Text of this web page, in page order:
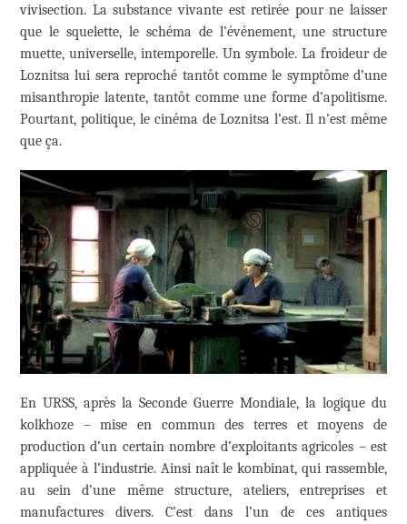
vivisection. La substance vivante est retirée pour ne laisser
que le squelette, le schéma de l’événement, une structure
muette, universelle, intemporelle. Un symbole. La froideur de
Loznitsa lui sera reproché tantôt comme le symptôme d’une
misanthropie latente, tantôt comme une forme d’apolitisme.
Pourtant, politique, le cinéma de Loznitsa l’est. Il n’est même
que ça.
En URSS, après la Seconde Guerre Mondiale, la logique du
kolkhoze – mise en commun des terres et moyens de
production d’un certain nombre d’exploitants agricoles – est
appliquée à l’industrie. Ainsi naît le kombinat, qui rassemble,
au sein d’une même structure, ateliers, entreprises et
manufactures divers. C’est dans l’un de ces antiques